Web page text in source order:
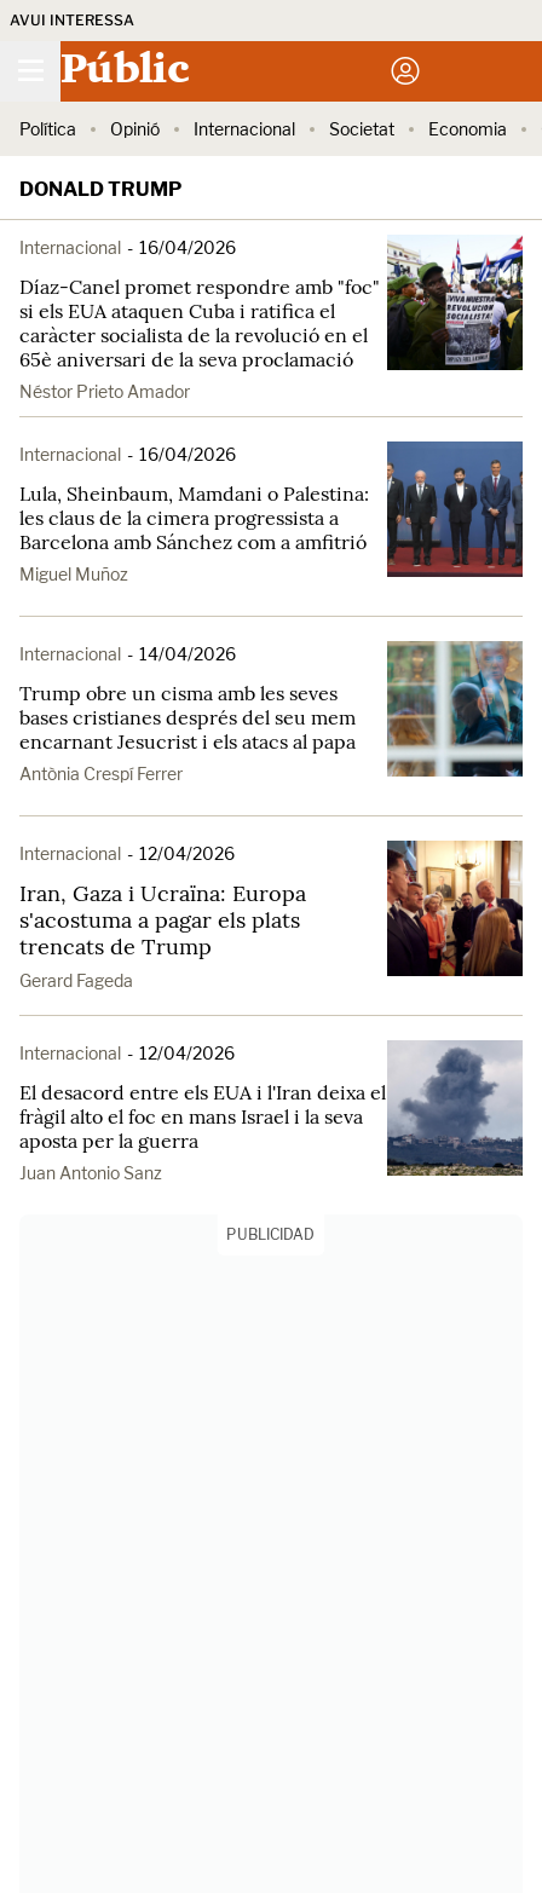
AVUI INTERESSA
Públic
Política Opinió Internacional Societat Economia
DONALD TRUMP
Internacional - 16/04/2026
Díaz-Canel promet respondre amb "foc"
si els EUA ataquen Cuba i ratifica el
caràcter socialista de la revolució en el
65è aniversari de la seva proclamació
Néstor Prieto Amador
Internacional - 16/04/2026
Lula, Sheinbaum, Mamdani o Palestina:
les claus de la cimera progressista a
Barcelona amb Sánchez com a amfitrió
Miguel Muñoz
Internacional - 14/04/2026
Trump obre un cisma amb les seves
bases cristianes després del seu mem
encarnant Jesucrist i els atacs al papa
Antònia Crespí Ferrer
Internacional - 12/04/2026
Iran, Gaza i Ucraïna: Europa
s'acostuma a pagar els plats
trencats de Trump
Gerard Fageda
Internacional - 12/04/2026
El desacord entre els EUA i l'Iran deixa el
fràgil alto el foc en mans Israel i la seva
aposta per la guerra
Juan Antonio Sanz
PUBLICIDAD